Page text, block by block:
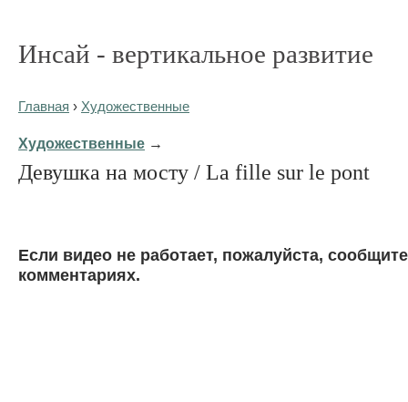
Инсай - вертикальное развитие
Главная › Художественные
Художественные →
Девушка на мосту / La fille sur le pont
Eсли видео не работает, пожалуйста,
комментариях.